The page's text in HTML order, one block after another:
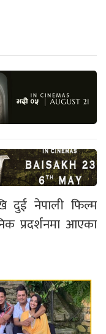
दुई नेपाली फिल्म
प्रदर्शनमा आएका